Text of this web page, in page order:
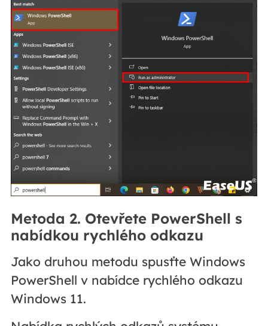
Metoda 2. Otevřete PowerShell s
nabídkou rychlého odkazu
Jako druhou metodu spusťte Windows
PowerShell v nabídce rychlého odkazu
Windows 11.